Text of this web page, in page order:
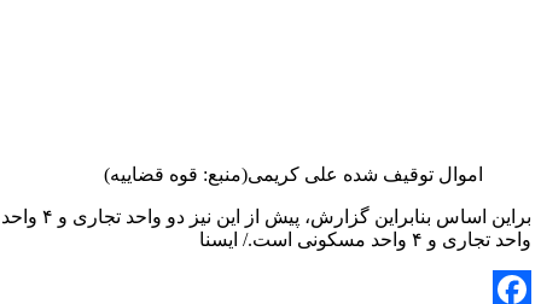
اموال توقیف شده علی کریمی(منبع: قوه قضاییه)
واحد تجاری و ۴ واحد مسکونی است./ ایسنا